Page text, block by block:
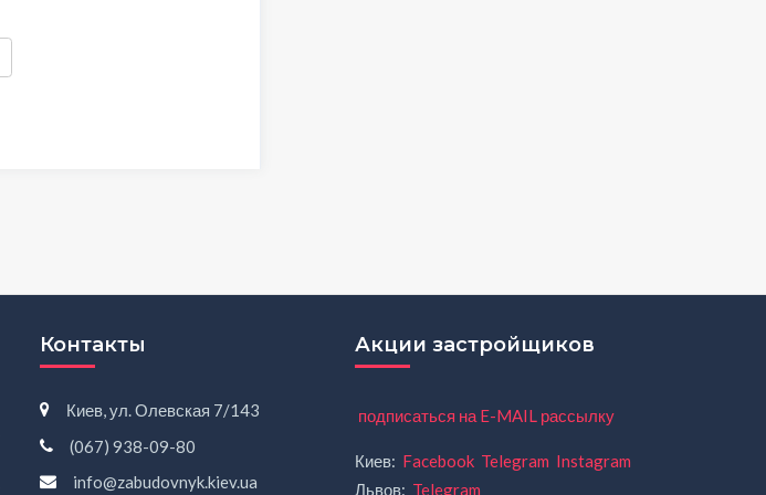
Контакты
Киев, ул. Олевская 7/143
(067) 938-09-80
info@zabudovnyk.kiev.ua
Акции застройщиков
подписаться на E-MAIL рассылку
Киев: Facebook Telegram Instagram
Львов: Telegram